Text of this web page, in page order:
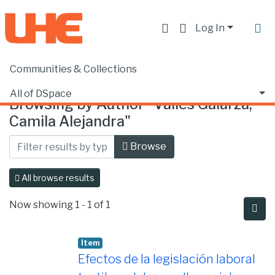
Log In
Communities & Collections
All of DSpace
Home Browse by Author
Browsing by Author "Valles Galarza,
Camila Alejandra"
Browse
All browse results
Now showing 1 - 1 of 1
Item
Efectos de la legislación laboral